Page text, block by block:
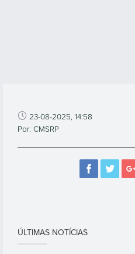
23-08-2025, 14:58
Por: CMSRP
ÚLTIMAS NOTÍCIAS